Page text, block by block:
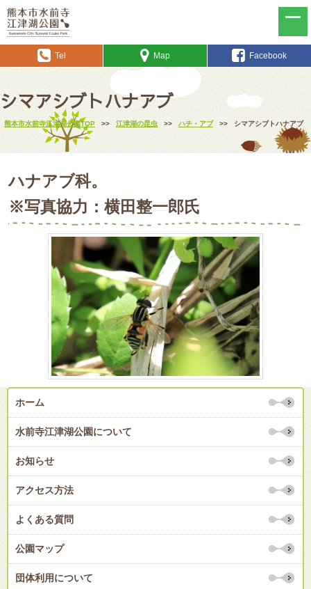
Tel Map Facebook
シマアシブトハナアブ
熊本市水前寺江津湖公園TOP >> 江津湖の昆虫 >> ハチ・アブ >> シマアシブトハナアブ
ハナアブ科。
※写真協力：横田整一郎氏
ホーム
水前寺江津湖公園について
お知らせ
アクセス方法
よくある質問
公園マップ
団体利用について